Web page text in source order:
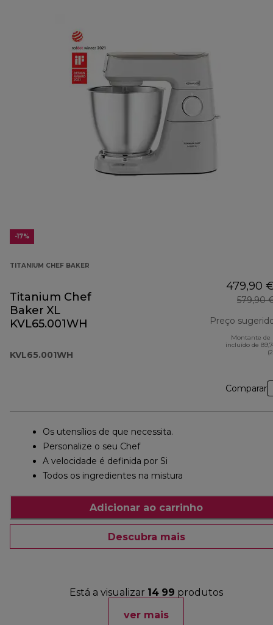
-17%
TITANIUM CHEF BAKER
Titanium Chef
Baker XL
KVL65.001WH
KVL65.001WH
479,90
579,90
Preço
Montante de
incluído de
Comparar
Os utensílios de que necessita.
Personalize o seu Chef
A velocidade é definida por Si
Todos os ingredientes na mistura
Adicionar ao carrinho
Descubra mais
Está a visualizar 14 99 produtos
ver mais